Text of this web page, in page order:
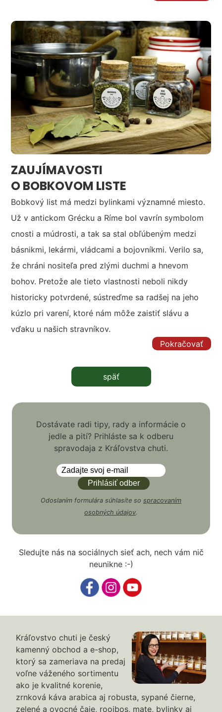
ZAUJÍMAVOSTI
O BOBKOVOM LISTE
Bobkový list má medzi bylinkami významné miesto.
Už v antickom Grécku a Ríme bol vavrín symbolom
cnosti a múdrosti, a tak sa stal obľúbeným medzi
básnikmi, lekármi, vládcami a bojovníkmi. Verilo sa,
že chráni nositeľa pred zlými duchmi a hnevom
bohov. Pretože ale tieto vlastnosti neboli nikdy
historicky potvrdené, sústreďme sa radšej na jeho
kúzlo pri varení, ktoré nám môže zaistiť slávu a
vďaku u našich stravníkov.
Pokračovať
späť
Dostávate radi tipy, rady a informácie o
jedle a pití? Prihláste sa k odberu
spravodaja z Kráľovstva chuti.
Odoslaním formulára súhlasíte so spracovaním
osobných údajov.
Sledujte nás na sociálnych sieť ach, nech vám nič
neunikne :-)
Kráľovstvo chuti je český
kamenný obchod a e-shop,
ktorý sa zameriava na predaj
voľne váženého sortimentu
ako je kvalitné korenie,
zrnková káva arabica aj robusta, sypané čierne,
zelené a ovocné čaje, rooibos, mate, bylinky aj